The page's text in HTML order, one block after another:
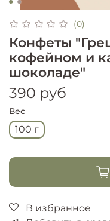
(0)
Конфеты
кофейном и
шоколаде"
390 руб
Вес
100 г
В избранное